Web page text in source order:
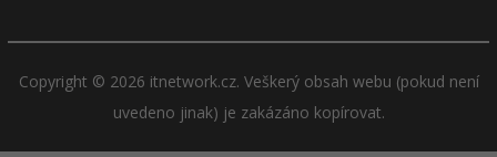
Copyright © 2026 itnetwork.cz. Veškerý obsah webu (pokud není
uvedeno jinak) je zakázáno kopírovat.